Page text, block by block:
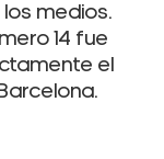
medios.
14 fue
el